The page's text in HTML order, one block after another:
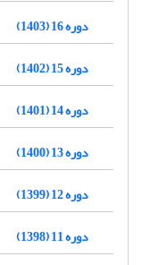
دوره 16 (1403)
دوره 15 (1402)
دوره 14 (1401)
دوره 13 (1400)
دوره 12 (1399)
دوره 11 (1398)